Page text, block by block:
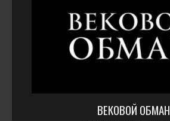
ВЕКОВОЙ ОБМАН